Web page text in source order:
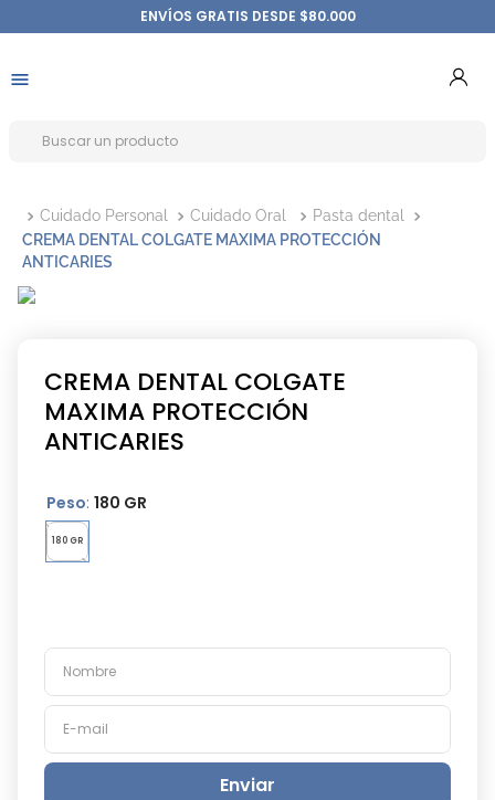
ENVÍOS GRATIS DESDE $80.000
Cuidado Personal Cuidado Oral
Pasta dental
CREMA DENTAL COLGATE MAXIMA PROTECCIÓN
ANTICARIES
CREMA DENTAL COLGATE
MAXIMA PROTECCIÓN
ANTICARIES
Peso: 180 GR
180 GR
Enviar